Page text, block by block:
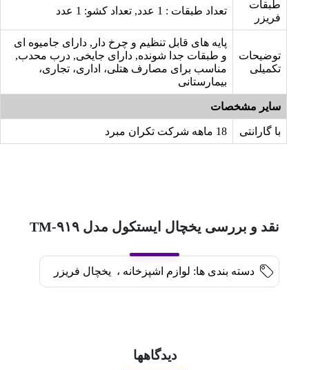
طبقات
فریزر
تعداد طبقات : 1 عدد, تعداد کشو: 1 عدد
توضیحات
تکمیلی
پایه های قابل تنظیم و چرخ دار, دارای جامیوه ای
و طبقات جدا شونده, دارای جایخی, درب محدب,
مناسب برای مصارف هتلی، اداری، تجاری،
بیمارستانی
سایر مشخصات
با گارانتی 18 ماهه شرکت تکران مبرد
نقد و بررسی یخچال ایستکول مدل TM-۹۱۹
دسته بندی ها: لوازم اشپزخانه ، یخچال فریزر
دیدگاهها